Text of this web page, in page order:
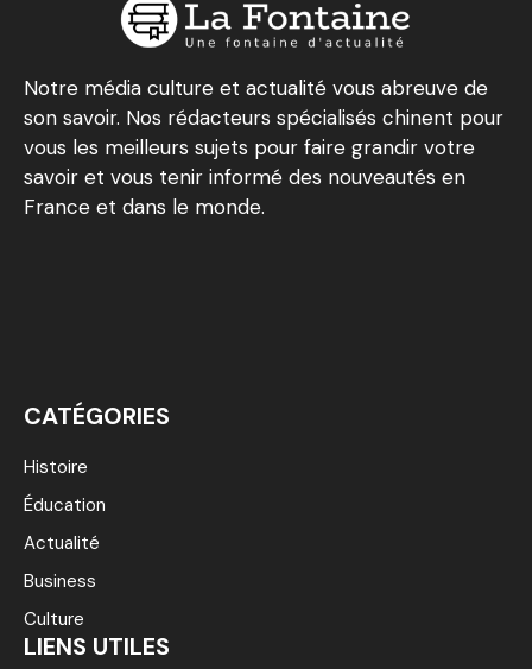
Notre média culture et actualité vous abreuve de
son savoir. Nos rédacteurs spécialisés chinent pour
vous les meilleurs sujets pour faire grandir votre
savoir et vous tenir informé des nouveautés en
France et dans le monde.
CATÉGORIES
Histoire
Éducation
Actualité
Business
Culture
LIENS UTILES